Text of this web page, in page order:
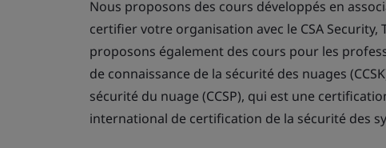
Nous proposons des cours développés en
certifier votre organisation avec le CSA Security,
proposons également des cours pour les
de connaissance de la sécurité des nuages
sécurité du nuage (CCSP), qui est une
international de certification de la sécurité des